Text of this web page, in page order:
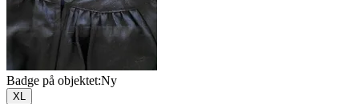
Badge på objektet:Ny
XL